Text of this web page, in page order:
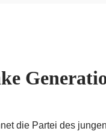
die Partei des